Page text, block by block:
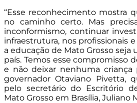
“Esse reconhecimento mostra
no caminho certo. Mas
inconformismo, continuar
infraestrutura, nos profissionais
a educação de Mato Grosso seja
país. Temos esse compromisso
e não deixar nenhuma criança
governador Otaviano Pivetta,
pelo secretário do Escritório
Mato Grosso em Brasília, Juliano